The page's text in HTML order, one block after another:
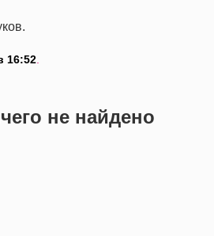
16:52.
не найдено